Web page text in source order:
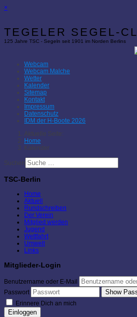
×
TEGELER SEGEL-
125 Jahre TSC - Segeln seit 1901 im Norden Berlins
Webcam
Webcam Malche
Wetter
Kalender
Sitemap
Kontakt
Impressum
Datenschutz
IDM der H-Boote 2026
Aktuelle Seite:
Home
Kalender
Suchen
TSC-Berlin
Home
Aktuell
Rundschreiben
Der Verein
Mitglied werden
Jugend
Wettfahrt
Umwelt
Links
Mitglieder-Login
Benutzername oder E-Mail
Passwort
Show
Erinnere Dich an mich
Einloggen